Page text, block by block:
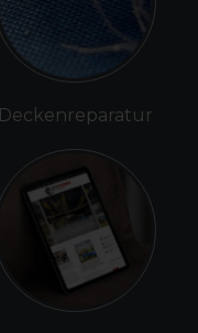
Deckenreparatur